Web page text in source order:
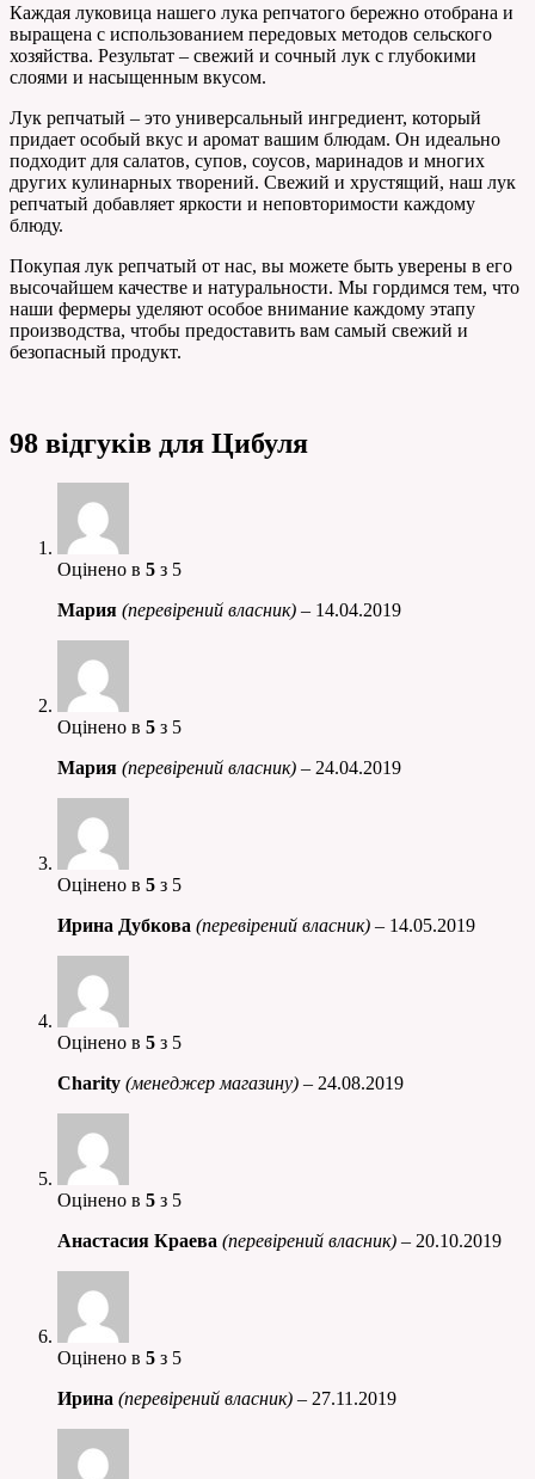
Каждая луковица нашего лука репчатого бережно отобрана и
выращена с использованием передовых методов сельского
хозяйства. Результат – свежий и сочный лук с глубокими
слоями и насыщенным вкусом.
Лук репчатый – это универсальный ингредиент, который
придает особый вкус и аромат вашим блюдам. Он идеально
подходит для салатов, супов, соусов, маринадов и многих
других кулинарных творений. Свежий и хрустящий, наш лук
репчатый добавляет яркости и неповторимости каждому
блюду.
Покупая лук репчатый от нас, вы можете быть уверены в его
высочайшем качестве и натуральности. Мы гордимся тем, что
наши фермеры уделяют особое внимание каждому этапу
производства, чтобы предоставить вам самый свежий и
безопасный продукт.
98 відгуків для Цибуля
Оцінено в 5 з 5
Мария (перевірений власник) – 14.04.2019
Оцінено в 5 з 5
Мария (перевірений власник) – 24.04.2019
Оцінено в 5 з 5
Ирина Дубкова (перевірений власник) – 14.05.2019
Оцінено в 5 з 5
Charity (менеджер магазину) – 24.08.2019
Оцінено в 5 з 5
Анастасия Краева (перевірений власник) – 20.10.2019
Оцінено в 5 з 5
Ирина (перевірений власник) – 27.11.2019